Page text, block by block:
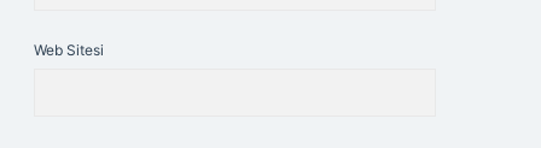
Web Sitesi